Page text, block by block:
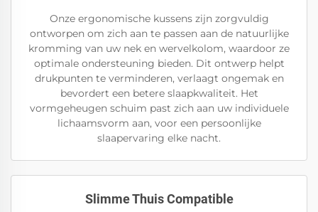
Onze ergonomische kussens zijn zorgvuldig
ontworpen om zich aan te passen aan de natuurlijke
kromming van uw nek en wervelkolom, waardoor ze
optimale ondersteuning bieden. Dit ontwerp helpt
drukpunten te verminderen, verlaagt ongemak en
bevordert een betere slaapkwaliteit. Het
vormgeheugen schuim past zich aan uw individuele
lichaamsvorm aan, voor een persoonlijke
slaapervaring elke nacht.
Slimme Thuis Compatible